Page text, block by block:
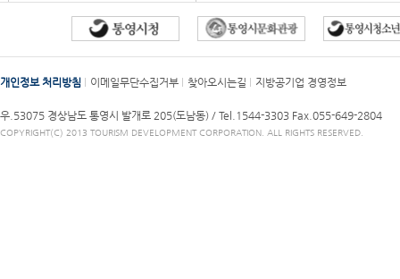
개인정보 처리방침 이메일무단수집거부 찾아오시는길 지방공기업 경영정보
우.53075 경상남도 통영시 발개로 205(도남동) / Tel.1544-3303 Fax.055-649-2804
COPYRIGHT(C) 2013 TOURISM DEVELOPMENT CORPORATION. ALL RIGHTS RESERVED.